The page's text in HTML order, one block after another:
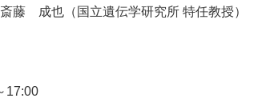
斎藤 成也（国立遺伝学研究所 特任教授）
17:00